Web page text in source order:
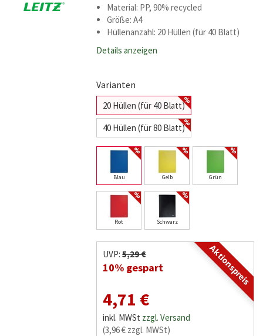
Material: PP, 90% recycled
Größe: A4
Hüllenanzahl: 20 Hüllen (für 40 Blatt)
Details anzeigen
Varianten
20 Hüllen (für 40 Blatt)
40 Hüllen (für 80 Blatt)
Blau Gelb Grün
Rot Schwarz
Aktionspreis
UVP:5,29 €
10% gespart
4,71 €
inkl. MWSt zzgl. Versand
(3,96 € zzgl. MWSt)